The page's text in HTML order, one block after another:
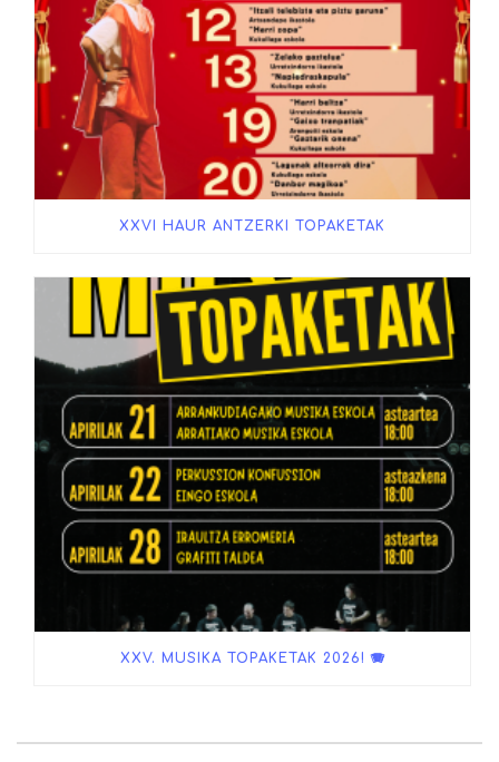
XXVI HAUR ANTZERKI TOPAKETAK
XXV. MUSIKA TOPAKETAK 2026! 🪗